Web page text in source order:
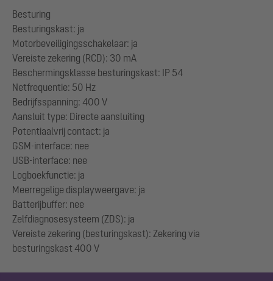
Besturing
Besturingskast: ja
Motorbeveiligingsschakelaar: ja
Vereiste zekering (RCD): 30 mA
Beschermingsklasse besturingskast: IP 54
Netfrequentie: 50 Hz
Bedrijfsspanning: 400 V
Aansluit type: Directe aansluiting
Potentiaalvrij contact: ja
GSM-interface: nee
USB-interface: nee
Logboekfunctie: ja
Meerregelige displayweergave: ja
Batterijbuffer: nee
Zelfdiagnosesysteem (ZDS): ja
Vereiste zekering (besturingskast): Zekering via